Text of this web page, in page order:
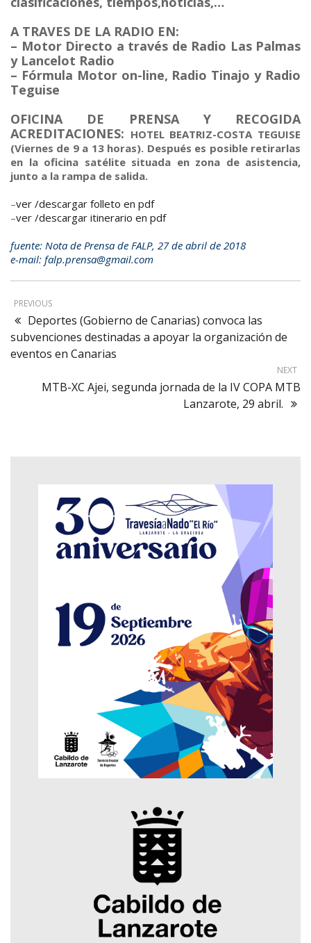
A TRAVES DE LA RADIO EN:
– Motor Directo a través de Radio Las Palmas
y Lancelot Radio
– Fórmula Motor on-line, Radio Tinajo y Radio
Teguise
OFICINA DE PRENSA Y RECOGIDA
ACREDITACIONES: HOTEL BEATRIZ-COSTA TEGUISE
(Viernes de 9 a 13 horas). Después es posible retirarlas
en la oficina satélite situada en zona de asistencia,
junto a la rampa de salida.
–ver /descargar folleto en pdf
–ver /descargar itinerario en pdf
fuente: Nota de Prensa de FALP, 27 de abril de 2018
e-mail: falp.prensa@gmail.com
PREVIOUS
Deportes (Gobierno de Canarias) convoca las
subvenciones destinadas a apoyar la organización de
eventos en Canarias
NEXT
MTB-XC Ajei, segunda jornada de la IV COPA MTB
Lanzarote, 29 abril.